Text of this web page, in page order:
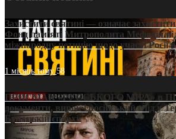
Захистити святині — означає
Фонд пам’яті Митрополита Мефодія
міжнародну петицію щодо участі
1 місяць тому58
ПРИСМАК «РУССЬКОГО МІРА» в
документи, вирок і російський слід у
Бучацькій єпархії